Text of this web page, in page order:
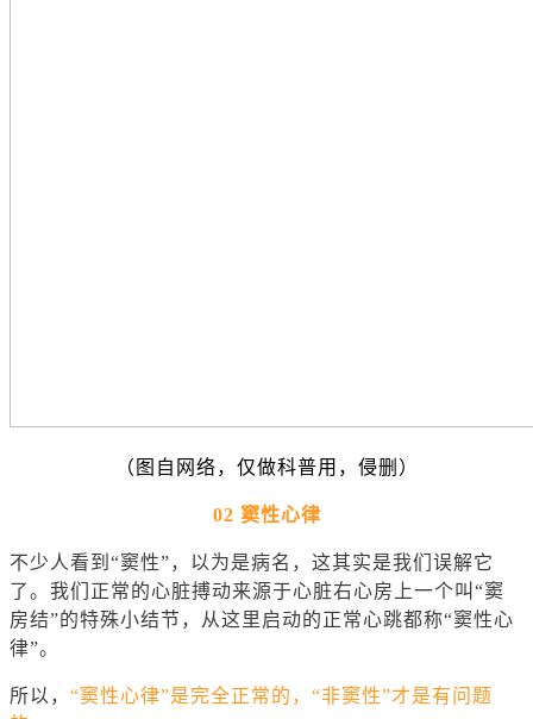
（图自网络，仅做科普用，侵删）
02 窦性心律
不少人看到“窦性”，以为是病名，这其实是我们误解它
了。我们正常的心脏搏动来源于心脏右心房上一个叫“窦
房结”的特殊小结节，从这里启动的正常心跳都称“窦性心
律”。
所以， “窦性心律”是完全正常的，“非窦性”才是有问题